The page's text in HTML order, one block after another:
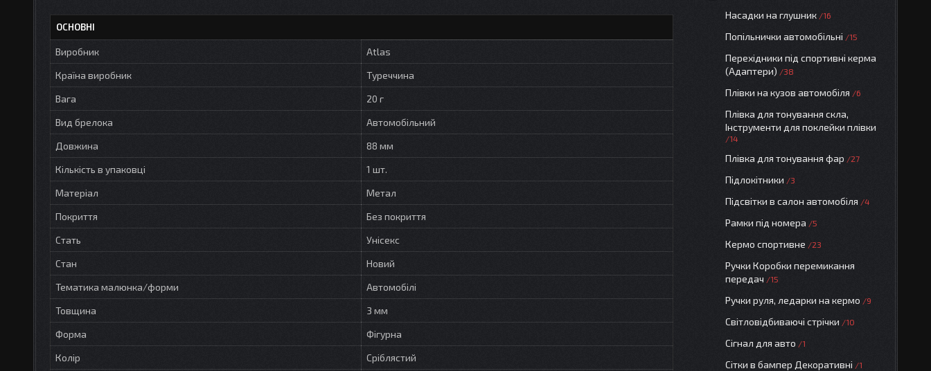
ОСНОВНІ
Виробник
Atlas
Країна виробник
Туреччина
Вага
20 г
Вид брелока
Автомобільний
Довжина
88 мм
Кількість в упаковці
1 шт.
Матеріал
Метал
Покриття
Без покриття
Стать
Унісекс
Стан
Новий
Тематика малюнка/форми
Автомобілі
Товщина
3 мм
Форма
Фігурна
Колір
Сріблястий
Насадки на глушник 16
Попільнички автомобільні 15
Перехідники під спортивні керма
(Адаптери)
38
Плівки на кузов автомобіля 6
Плівка для тонування скла,
Інструменти для поклейки плівки
14
Плівка для тонування фар 27
Підлокітники 3
Підсвітки в салон автомобіля 4
Рамки під номера 5
Кермо спортивне 23
Ручки Коробки перемикання
передач
15
Ручки руля, ледарки на кермо 9
Світловідбиваючі стрічки 10
Сігнал для авто 1
Сітки в бампер Декоративні 1